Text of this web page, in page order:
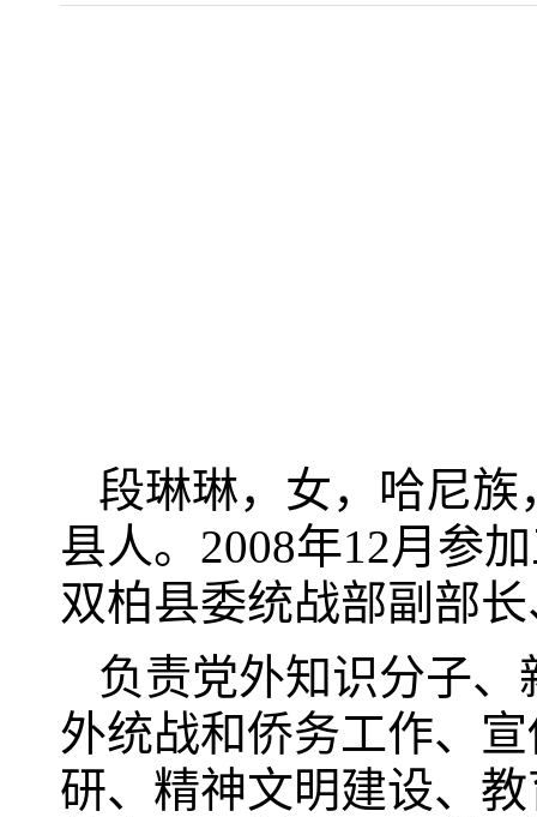
段琳琳，女，哈尼族
县人。2008年12月参
双柏县委统战部副部
负责党外知识分子
外统战和侨务工作、
研、精神文明建设、